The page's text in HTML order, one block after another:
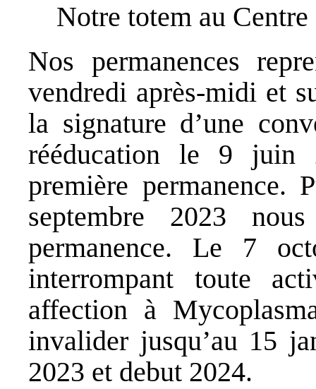
Notre totem au
Nos permanences
vendredi après-midi et
la signature d’une
rééducation le 9 juin
première
septembre 2023
permanence. Le 7
interrompant toute
affection à
invalider jusqu’au 15
2023 et debut 2024.